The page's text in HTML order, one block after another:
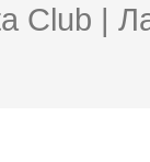
Club |